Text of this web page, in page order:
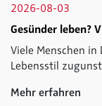
2026-08-03
Gesünder leben?
Viele Menschen
Lebensstil
Mehr erfahren